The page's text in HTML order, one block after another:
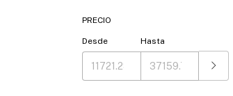
PRECIO
Desde Hasta